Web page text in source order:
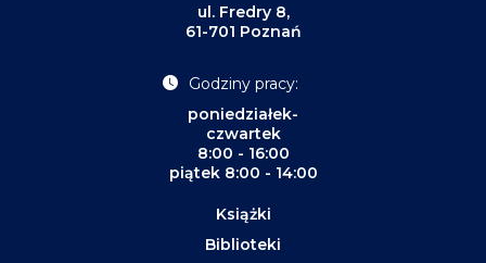
ul. Fredry 8,
61-701 Poznań
Godziny pracy:
poniedziałek-
czwartek
8:00 - 16:00
piątek 8:00 - 14:00
Książki
Biblioteki